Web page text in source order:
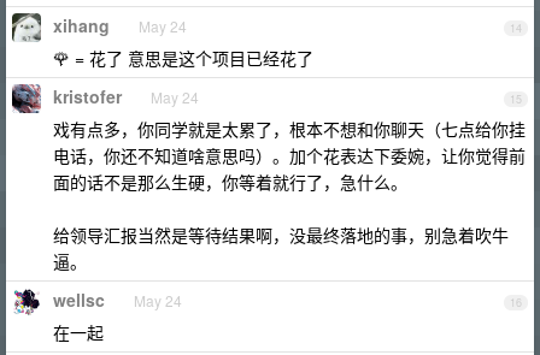
14
xihang May 24
🌹 = 花了 意思是这个项目已经花了
15
kristofer May 24
戏有点多，你同学就是太累了，根本不想和你聊天（七点给你挂
电话，你还不知道啥意思吗）。加个花表达下委婉，让你觉得前
面的话不是那么生硬，你等着就行了，急什么。
给领导汇报当然是等待结果啊，没最终落地的事，别急着吹牛
逼。
16
wellsc May 24
在一起